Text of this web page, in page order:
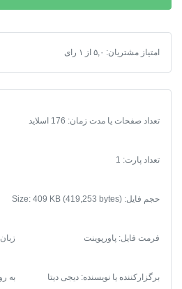
عدد
پاورپوینت روانشناسی شخصیت
امتیاز مشتریان: ۵,۰ از ۱ رای
تعداد صفحات یا مدت زمان: 176 اسلاید
تعداد پارت: 1
حجم فایل: Size: 409 KB (419,253 bytes)
فرمت فایل: پاورپوینت
برگزارکننده یا نویسنده: دیجی دیتا به